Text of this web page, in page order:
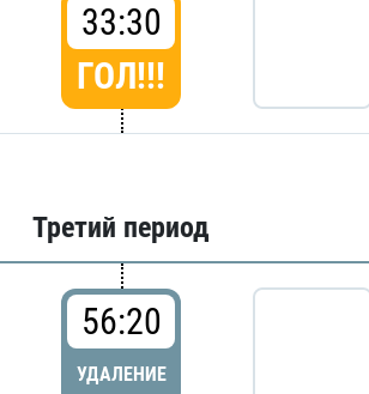
33:30
ГОЛ!!!
Третий период
56:20
УДАЛЕНИЕ